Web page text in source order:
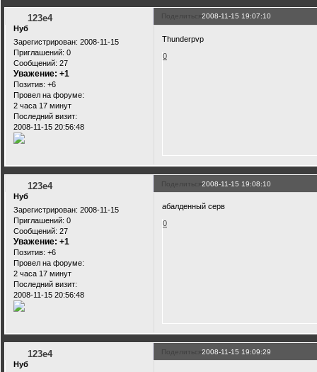
Поделиться2008-11-15 19:07:10
123e4
Нуб
Зарегистрирован: 2008-11-15
Приглашений: 0
Сообщений: 27
Уважение: +1
Позитив: +6
Провел на форуме:
2 часа 17 минут
Последний визит:
2008-11-15 20:56:48
Thunderpvp
0
Поделиться2008-11-15 19:08:10
123e4
Нуб
Зарегистрирован: 2008-11-15
Приглашений: 0
Сообщений: 27
Уважение: +1
Позитив: +6
Провел на форуме:
2 часа 17 минут
Последний визит:
2008-11-15 20:56:48
абалденный серв
0
Поделиться2008-11-15 19:09:29
123e4
Нуб